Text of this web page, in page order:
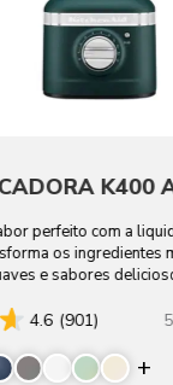
K400
perfeito com a
os ingredientes
e sabores
4.6 (901)